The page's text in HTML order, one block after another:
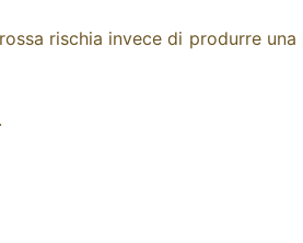
rischia invece di produrre